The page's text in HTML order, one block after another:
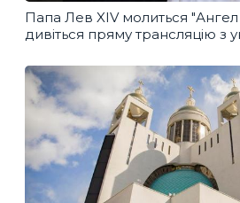
Папа Лев XIV молиться "Ангел
дивіться пряму трансляцію з